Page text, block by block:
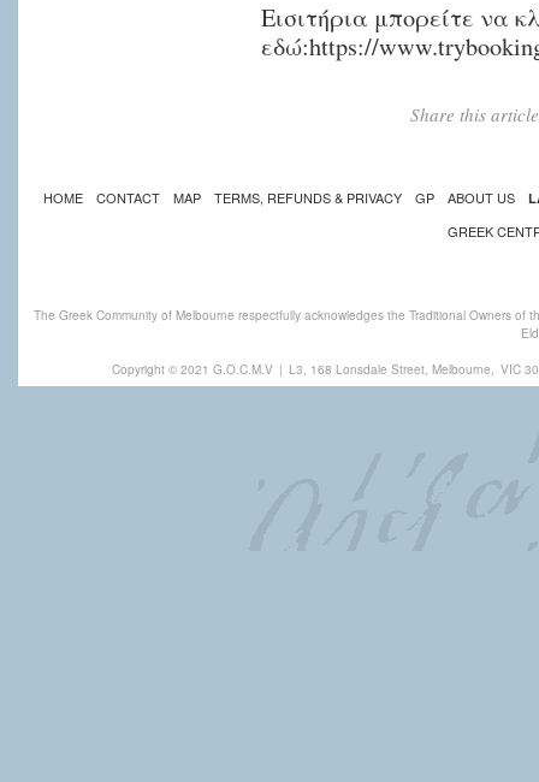
Εισιτήρια μπορείτε να
εδώ:https://
Share this
HOME CONTACT MAP TERMS, REFUNDS & PRIVACY GP ABOUT US
GREEK
The Greek Community of Melbourne respectfully acknowledges the Traditional Owners
Copyright © 2021 G.O.C.M.V | L3, 168 Lonsdale Street, Melbourne, VIC